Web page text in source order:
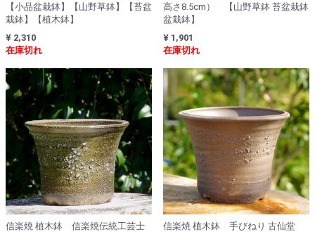
【小品盆栽鉢】【山野草鉢】【苔盆
栽鉢】【植木鉢】
¥ 2,310
在庫切れ
高さ8.5cm） 【山野草鉢 苔盆栽鉢
盆栽鉢】
¥ 1,901
在庫切れ
信楽焼 植木鉢 信楽焼伝統工芸士
信楽焼 植木鉢 手びねり 古仙堂